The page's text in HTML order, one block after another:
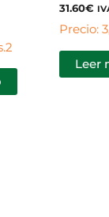
31.60€
Precio:
Leer